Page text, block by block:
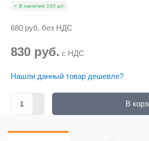
В наличии 100 шт.
680 руб. без НДС
830 руб. с НДС
Нашли данный товар дешевле?
В